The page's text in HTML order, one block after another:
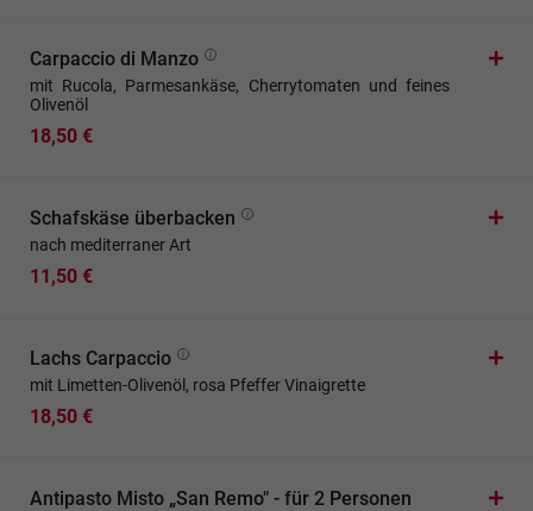
Carpaccio di Manzo
mit Rucola, Parmesankäse, Cherrytomaten und feines
Olivenöl
18,50 €
Schafskäse überbacken
nach mediterraner Art
11,50 €
Lachs Carpaccio
mit Limetten-Olivenöl, rosa Pfeffer Vinaigrette
18,50 €
Antipasto Misto „San Remo" - für 2 Personen